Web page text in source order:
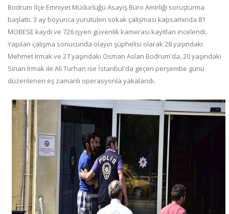
Bodrum İlçe Emniyet Müdürlüğü Asayiş Büro Amirliği soruşturma
başlattı. 3 ay boyunca yürütülen sokak çalışması kapsamında 81
MOBESE kaydı ve 726 işyeri güvenlik kamerası kayıtları incelendi.
Yapılan çalışma sonucunda olayın şüphelisi olarak 28 yaşındaki
Mehmet Irmak ve 27 yaşındaki Osman Aslan Bodrum'da, 20 yaşındaki
Sinan Irmak ile Ali Turhan ise İstanbul'da geçen perşembe günü
düzenlenen eş zamanlı operasyonla yakalandı.